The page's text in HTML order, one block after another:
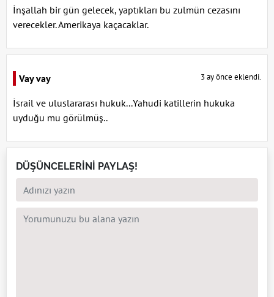
İnşallah bir gün gelecek, yaptıkları bu zulmün cezasını
verecekler. Amerikaya kaçacaklar.
Vay vay 3 ay önce eklendi.
İsrail ve uluslararası hukuk...Yahudi katillerin hukuka
uyduğu mu görülmüş..
DÜŞÜNCELERİNİ PAYLAŞ!